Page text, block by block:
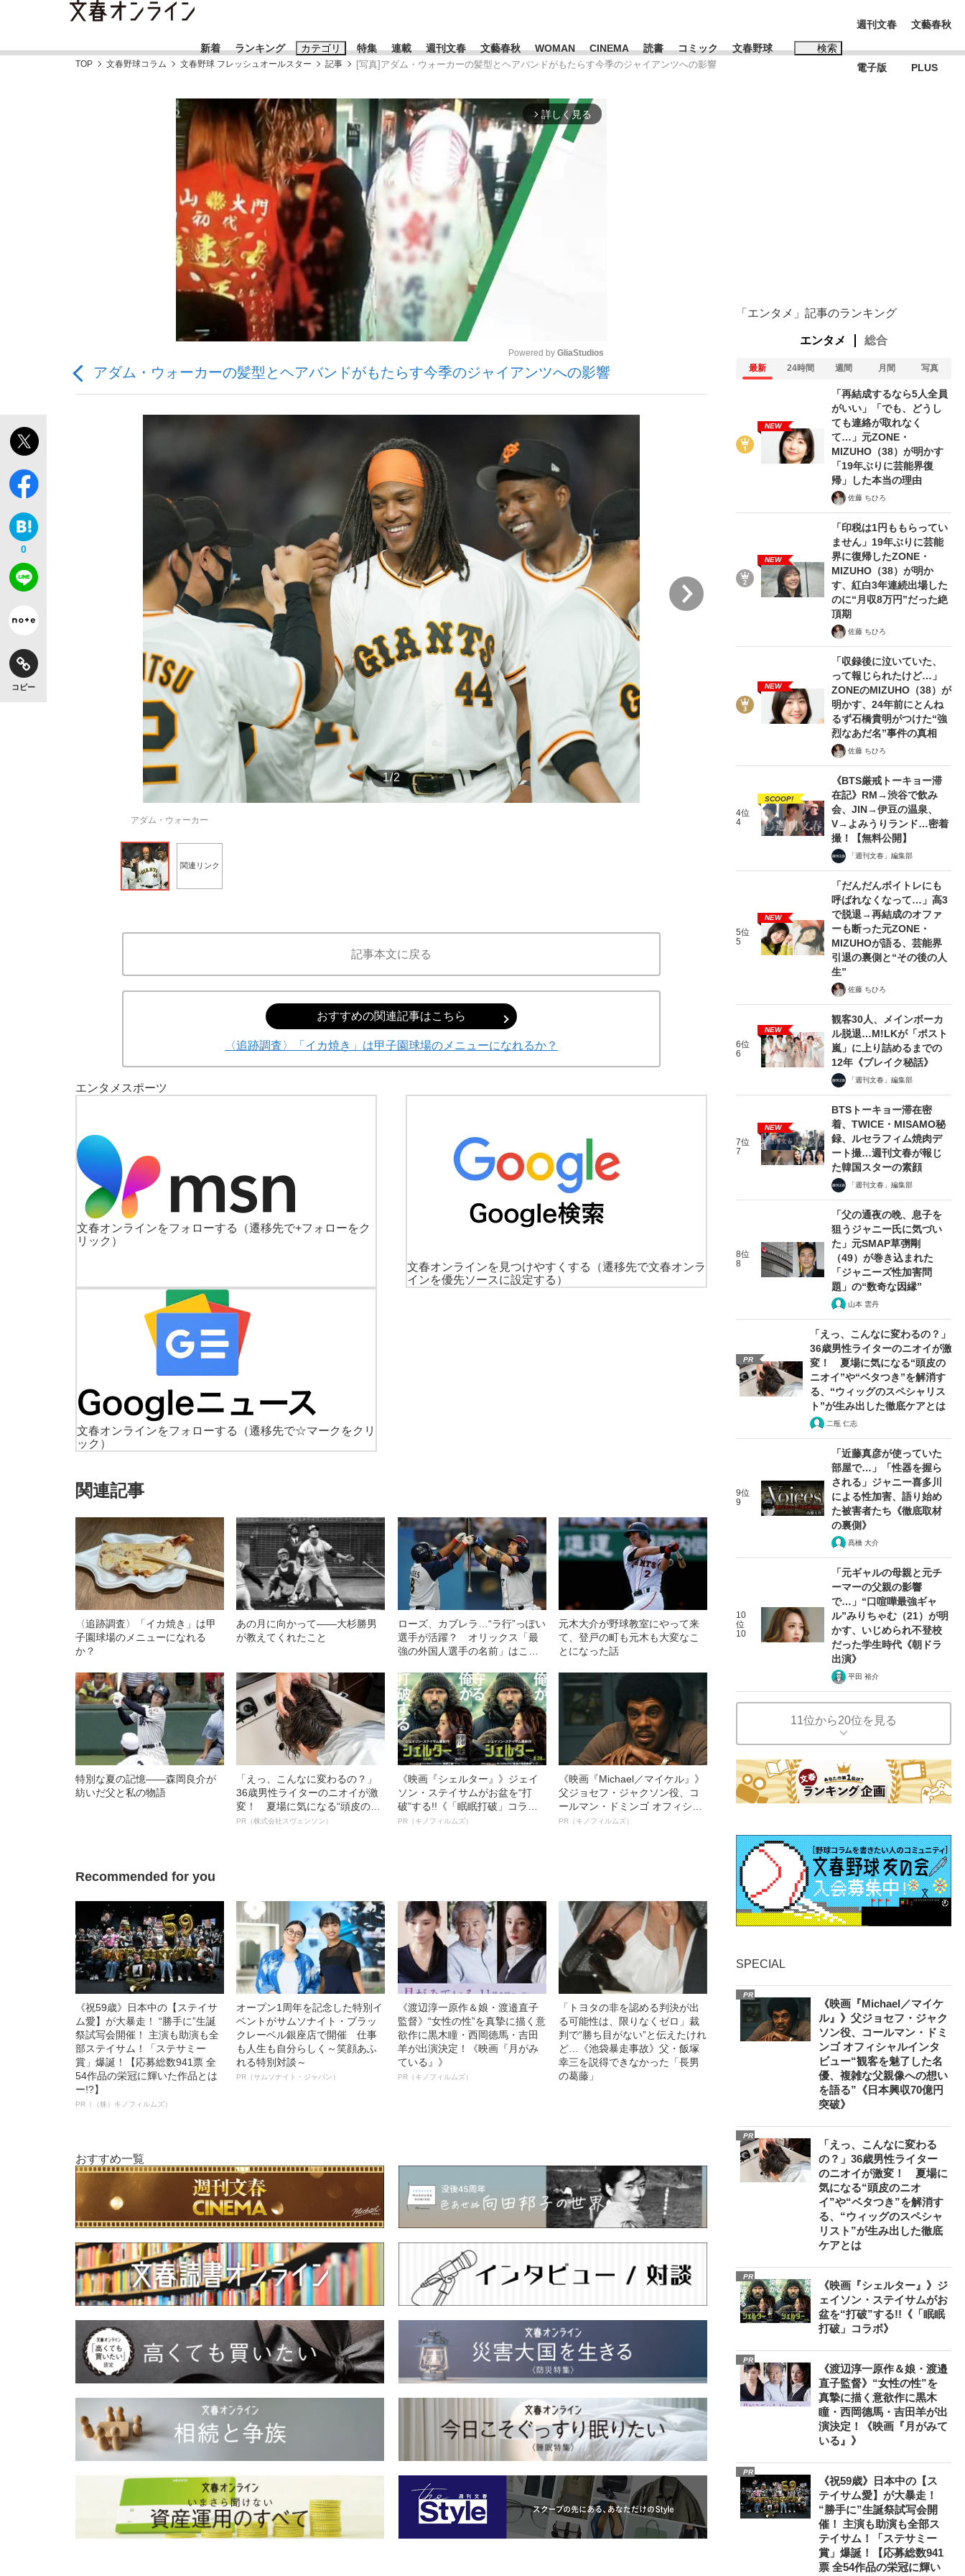
新着 ランキング カテゴリ
《BTS厳戒トーキョー滞在記》RM→渋谷で飲み会、JIN→伊豆の...
「最悪の空気のまま解散」WBC日本代表“敗戦”の真実 選手が明かす... 「敗因分析は一切聞かれなかった」侍ジャパン選手が証言した“NPB聞...
「クマが悪者扱いされているのが悲しい」『北の国から』倉本聰氏（91...
もっと見る
特集
観る将棋、読む将棋
キングの誕生を、目撃せよ。
もっと見る
連載 週刊文春 文藝春秋 WOMAN CINEMA 読書 コミック 文春野球 検索
おすすめのキーワードタグ一覧
#藤田晋 #三山凌輝 #高市早苗 #後藤真希 #森岡毅 #城彰二
#玉木雄一郎
#亀和田武
週刊文春
電子版
文藝春秋
PLUS
TOP 文春野球コラム 文春野球 フレッシュオールスター 記事 [写真]アダム・ウォーカーの髪型とヘアバンドがもたらす今季のジャイアンツへの影響
arrow_forward_ios 詳しく見る
Mute
Powered by GliaStudios
アダム・ウォーカーの髪型とヘアバンドがもたらす今季のジャイアンツへの影響
0
コピー
1/2
アダム・ウォーカー
アダム・ウォーカーの髪型とヘアバンドがも
文春野球コラム フレッシュオールスター2022
〈追跡調査〉「イカ焼き」は甲子園球場のメニューに
教えてくれたこと ローズ、カブレラ…“ラ行”っぽい選
関連リンク
記事本文に戻る
おすすめの関連記事はこちら
〈追跡調査〉「イカ焼き」は甲子園球場のメニューになれるか？
エンタメ スポーツ
文春オンラインをフォローする
（遷移先で+フォローをク
リック）
文春オンラインを見つけやすくする
（遷移先で文春オンラ
インを優先ソースに設定する）
文春オンラインをフォローする
（遷移先で☆マークをクリ
ック）
関連記事
〈追跡調査〉「イカ焼き」は甲
子園球場のメニューになれる
か？
あの月に向かって――大杉勝男
が教えてくれたこと
ローズ、カブレラ…“ラ行”っぽい
選手が活躍？ オリックス「最
強の外国人選手の名前」はこれ
元木大介が野球教室にやって来
て、登戸の町も元木も大変なこ
とになった話
特別な夏の記憶――森岡良介が
紡いだ父と私の物語
「えっ、こんなに変わるの？」
36歳男性ライターのニオイが激
変！ 夏場に気になる“頭皮のニ
オイ”や“ベタつき”を解消す
PR（株式会社スヴェンソン）
《映画『シェルター』》ジェイ
ソン・ステイサムがお盆を“打
破”する!!《「眠眠打破」コラ
ボ》
PR（キノフィルムズ）
《映画『Michael／マイケル』》
父ジョセフ・ジャクソン役、コ
ールマン・ドミンゴ オフィシャ
ルインタビュー“観客を魅了した
PR（キノフィルムズ）
Recommended for you
《祝59歳》日本中の【ステイサ
ム愛】が大暴走！ “勝手に”生誕
祭試写会開催！ 主演も助演も全
部ステイサム！「ステサミー
賞」爆誕！【応募総数941票 全
54作品の栄冠に輝いた作品とは
ー!?】
PR（（株）キノフィルムズ）
オープン1周年を記念した特別イ
ベントがサムソナイト・ブラッ
クレーベル銀座店で開催 仕事
も人生も自分らしく～笑顔あふ
れる特別対談～
PR（サムソナイト・ジャパン）
《渡辺淳一原作＆娘・渡邉直子
監督》“女性の性”を真摯に描く意
欲作に黒木瞳・西岡德馬・吉田
羊が出演決定！《映画『月がみ
ている』》
PR（キノフィルムズ）
「トヨタの非を認める判決が出
る可能性は、限りなくゼロ」裁
判で“勝ち目がない”と伝えたけれ
ど…《池袋暴走事故》父・飯塚
幸三を説得できなかった「長男
の葛藤」
おすすめ一覧
「エンタメ」記事のランキング
エンタメ 総合
最新 24時間 週間 月間 写真
NEW
「再結成するなら5人全員
がいい」「でも、どうし
ても連絡が取れなく
て…」元ZONE・
MIZUHO（38）が明かす
「19年ぶりに芸能界復
帰」した本当の理由
佐藤 ちひろ
NEW
「印税は1円ももらってい
ません」19年ぶりに芸能
界に復帰したZONE・
MIZUHO（38）が明か
す、紅白3年連続出場した
のに“月収8万円”だった絶
頂期
佐藤 ちひろ
NEW
「収録後に泣いていた、
って報じられたけど…」
ZONEのMIZUHO（38）が
明かす、24年前にとんね
るず石橋貴明がつけた“強
烈なあだ名”事件の真相
佐藤 ちひろ
4位
4
SCOOP!
《BTS厳戒トーキョー滞
在記》RM→渋谷で飲み
会、JIN→伊豆の温泉、
V→よみうりランド…密着
撮！【無料公開】
「週刊文春」編集部
5位
5
NEW
「だんだんボイトレにも
呼ばれなくなって…」高3
で脱退→再結成のオファ
ーも断った元ZONE・
MIZUHOが語る、芸能界
引退の裏側と“その後の人
生”
佐藤 ちひろ
6位
6
NEW
観客30人、メインボーカ
ル脱退…M!LKが「ポスト
嵐」に上り詰めるまでの
12年《ブレイク秘話》
「週刊文春」編集部
7位
7
NEW
BTSトーキョー滞在密
着、TWICE・MISAMO秘
録、ルセラフィム焼肉デ
ート撮…週刊文春が報じ
た韓国スターの素顔
「週刊文春」編集部
8位
8
「父の通夜の晩、息子を
狙うジャニー氏に気づい
た」元SMAP草彅剛
（49）が巻き込まれた
「ジャニーズ性加害問
題」の“数奇な因縁”
山本 雲丹
PR
「えっ、こんなに変わるの？」
36歳男性ライターのニオイが激
変！ 夏場に気になる“頭皮の
ニオイ”や“ベタつき”を解消す
る、“ウィッグのスペシャリス
ト”が生み出した徹底ケアとは
二瓶 仁志
9位
9
「近藤真彦が使っていた
部屋で…」「性器を握ら
される」ジャニー喜多川
による性加害、語り始め
た被害者たち《徹底取材
の裏側》
髙橋 大介
10
位
10
「元ギャルの母親と元チ
ーマーの父親の影響
で…」“口喧嘩最強ギャ
ル”みりちゃむ（21）が明
かす、いじめられ不登校
だった学生時代《朝ドラ
出演》
平田 裕介
11位から20位を見る
SPECIAL
PR
《映画『Michael／マイケ
ル』》父ジョセフ・ジャク
ソン役、コールマン・ドミ
ンゴ オフィシャルインタ
ビュー“観客を魅了した名
優、複雑な父親像への想い
を語る”《日本興収70億円
突破》
PR
「えっ、こんなに変わる
の？」36歳男性ライター
のニオイが激変！ 夏場に
気になる“頭皮のニオ
イ”や“ベタつき”を解消す
る、“ウィッグのスペシャ
リスト”が生み出した徹底
ケアとは
PR
《映画『シェルター』》ジ
ェイソン・ステイサムがお
盆を“打破”する!!《「眠眠
打破」コラボ》
PR
《渡辺淳一原作＆娘・渡邉
直子監督》“女性の性”を
真摯に描く意欲作に黒木
瞳・西岡德馬・吉田羊が出
演決定！《映画『月がみて
いる』》
PR
《祝59歳》日本中の【ス
テイサム愛】が大暴走！
“勝手に”生誕祭試写会開
催！ 主演も助演も全部ス
テイサム！「ステサミー
賞」爆誕！【応募総数941
票 全54作品の栄冠に輝い